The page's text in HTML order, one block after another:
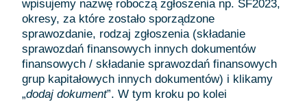
wpisujemy nazwę roboczą zgłoszenia np. SF2023,
okresy, za które zostało sporządzone
sprawozdanie, rodzaj zgłoszenia (składanie
sprawozdań finansowych innych dokumentów
finansowych / składanie sprawozdań finansowych
grup kapitałowych innych dokumentów) i klikamy
„dodaj dokument”. W tym kroku po kolei